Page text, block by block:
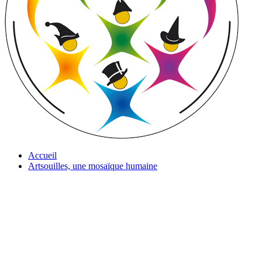
Accueil
Artsouilles, une mosaïque humaine